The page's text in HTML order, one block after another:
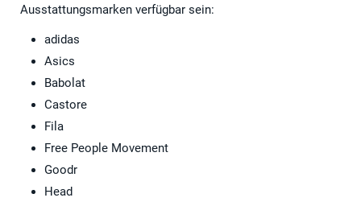
Ausstattungsmarken verfügbar sein:
adidas
Asics
Babolat
Castore
Fila
Free People Movement
Goodr
Head